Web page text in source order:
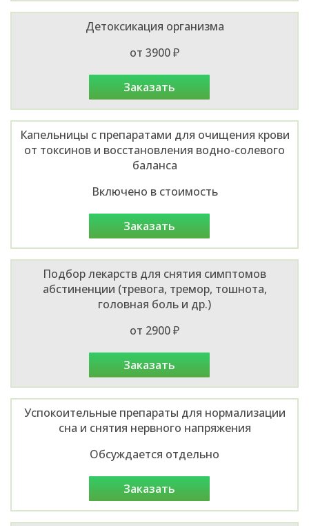
Детоксикация организма
от 3900 ₽
заказать
Капельницы с препаратами для очищения крови
от токсинов и восстановления водно-солевого
баланса
Включено в стоимость
заказать
Подбор лекарств для снятия симптомов
абстиненции (тревога, тремор, тошнота,
головная боль и др.)
от 2900 ₽
заказать
Успокоительные препараты для нормализации
сна и снятия нервного напряжения
Обсуждается отдельно
заказать